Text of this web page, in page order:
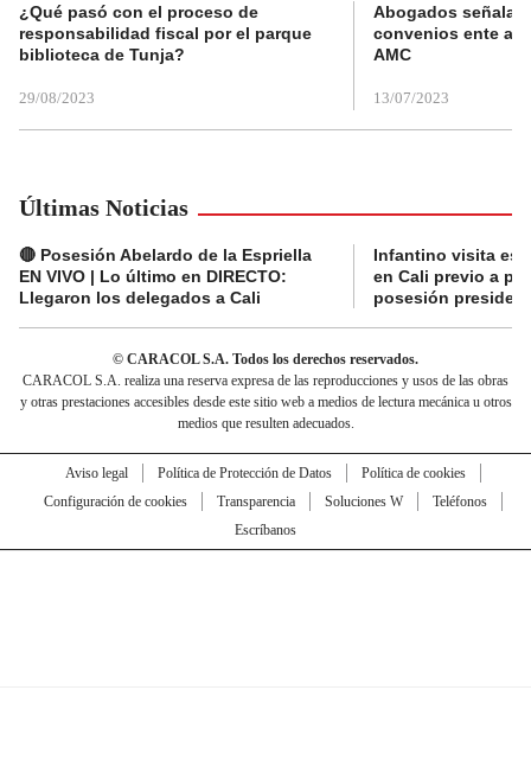
¿Qué pasó con el proceso de
responsabilidad fiscal por el parque
biblioteca de Tunja?
29/08/2023
Abogados
convenios ente
AMC
13/07/2023
Últimas Noticias
🔴 Posesión Abelardo de la Espriella
EN VIVO | Lo último en DIRECTO:
Llegaron los delegados a Cali
Infantino visita
en Cali previo a
posesión
© CARACOL S.A. Todos los derechos reservados.
CARACOL S.A. realiza una reserva expresa de las reproducciones y usos de las obras
y otras prestaciones accesibles desde este sitio web a medios de lectura mecánica u otros
medios que resulten adecuados.
Aviso legal Política de Protección de Datos
Política de cookies
Configuración de cookies
Transparencia Soluciones W
Teléfonos
Escríbanos